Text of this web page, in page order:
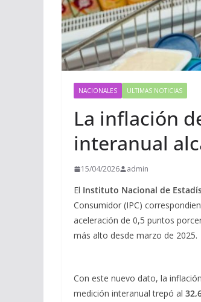
NACIONALES ULTIMAS NOTICIAS
La inflación
interanual
15/04/2026 admin
El Instituto Nacional de
Consumidor (IPC)
aceleración de 0,5 puntos
más alto desde marzo de 2025.
Con este nuevo dato, la
medición interanual trepó al